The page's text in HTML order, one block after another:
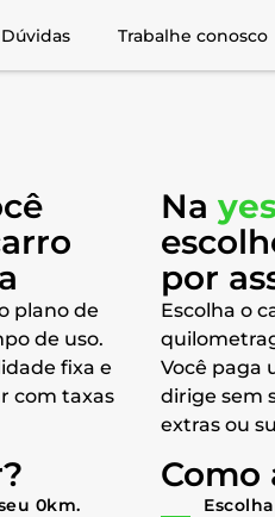
Dúvidas Trabalhe conosco
plano de
de uso.
fixa e
com taxas
0km.
Na
por
Escolha o
Você paga
dirige sem
extras ou
Como